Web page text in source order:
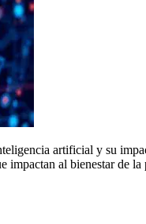
artificial y su
impactan al bienestar de